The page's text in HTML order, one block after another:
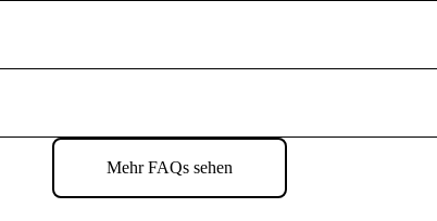
Mehr FAQs sehen